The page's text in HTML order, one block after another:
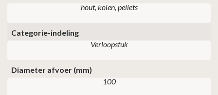
hout, kolen, pellets
Categorie-indeling
Verloopstuk
Diameter afvoer (mm)
100